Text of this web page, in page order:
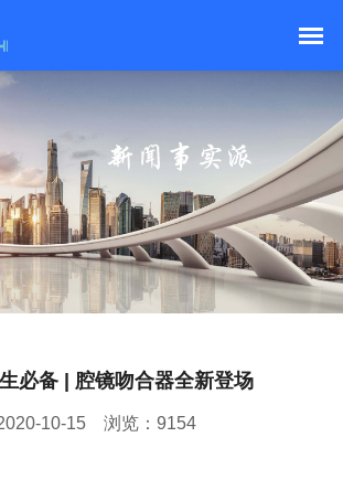
必备 | 腔镜吻合器全新登场
10-15 浏览：9154